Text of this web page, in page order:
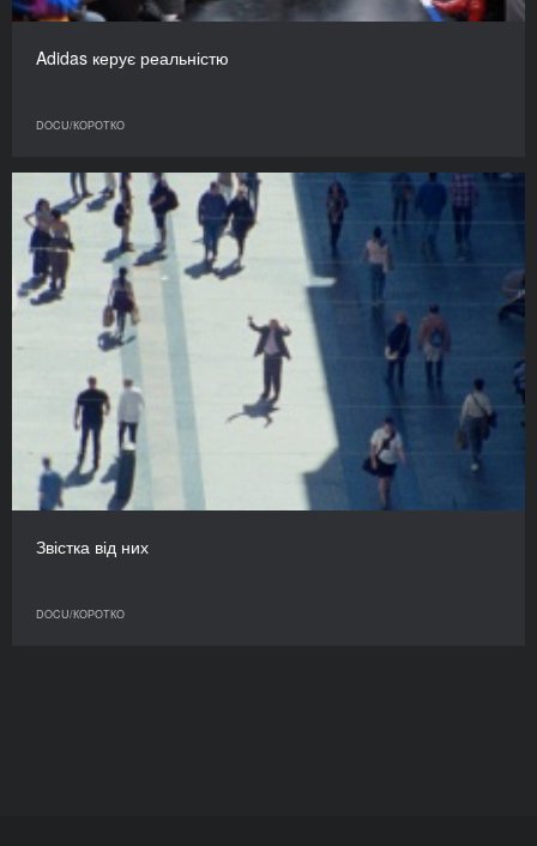
Adidas керує реальністю
DOCU/КОРОТКО
Звістка від них
DOCU/КОРОТКО